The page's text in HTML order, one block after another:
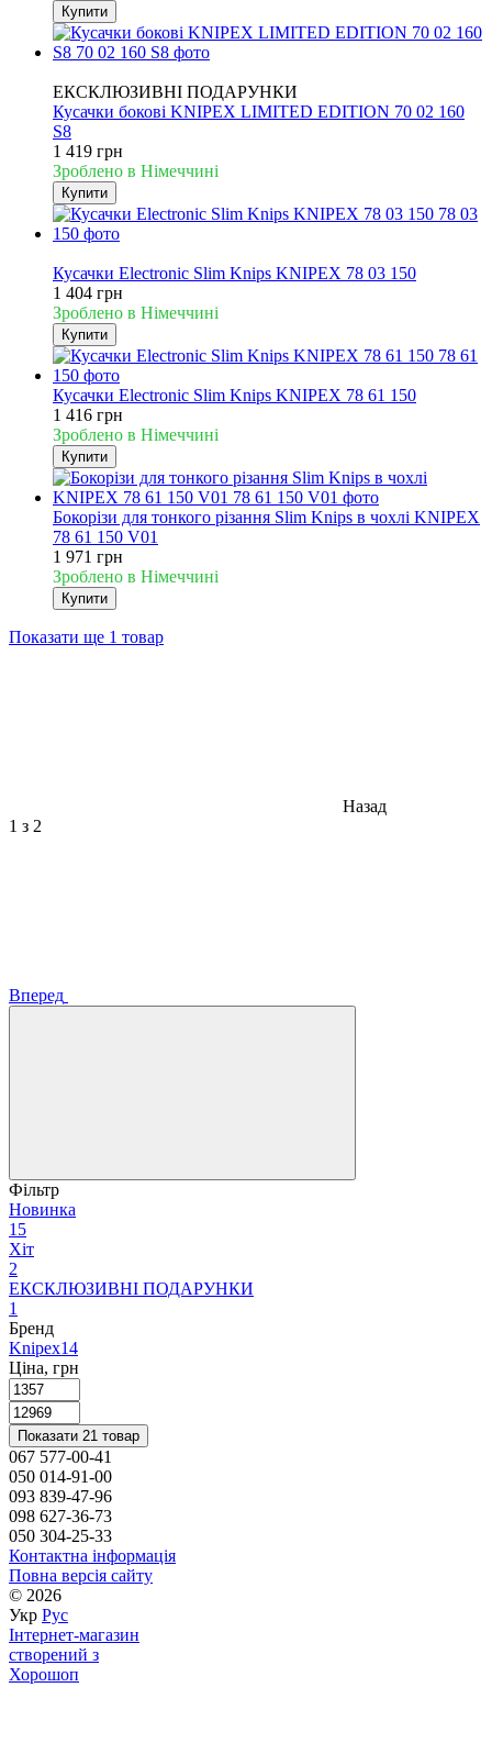
Купити
ЕКСКЛЮЗИВНІ ПОДАРУНКИ
Кусачки бокові KNIPEX LIMITED EDITION 70 02 160
S8
1 419 грн
Зроблено в Німеччині
Купити
Кусачки Electronic Slim Knips KNIPEX 78 03 150
1 404 грн
Зроблено в Німеччині
Купити
Кусачки Electronic Slim Knips KNIPEX 78 61 150
1 416 грн
Зроблено в Німеччині
Купити
Бокорізи для тонкого різання Slim Knips в чохлі KNIPEX
78 61 150 V01
1 971 грн
Зроблено в Німеччині
Купити
Показати ще 1 товар
Назад
1 з 2
Вперед
Фільтр
Новинка
15
Хіт
2
ЕКСКЛЮЗИВНІ ПОДАРУНКИ
1
Бренд
Knipex14
Ціна, грн
Показати 21 товар
067 577-00-41
050 014-91-00
093 839-47-96
098 627-36-73
050 304-25-33
Контактна інформація
Повна версія сайту
© 2026
Укр Рус
Інтернет-магазин
створений з
Хорошоп